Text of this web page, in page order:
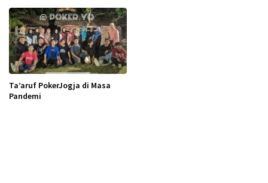
Ta’aruf PokerJogja di Masa
Pandemi